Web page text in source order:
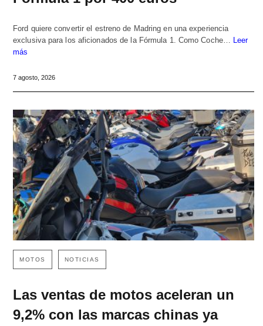
Ford quiere convertir el estreno de Madring en una experiencia
exclusiva para los aficionados de la Fórmula 1. Como Coche…
Leer
más
7 agosto, 2026
MOTOS NOTICIAS
Las ventas de motos aceleran un
9,2% con las marcas chinas ya